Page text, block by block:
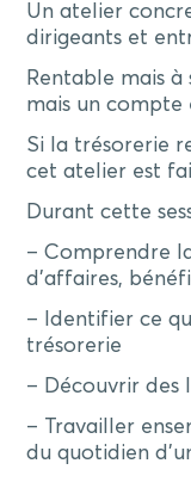
Un atelier
dirigeants et
Rentable mais à
mais un compte
Si la trésorerie
cet atelier est
Durant cette
– Comprendre
d’affaires,
– Identifier ce
trésorerie
– Découvrir des
– Travailler
du quotidien